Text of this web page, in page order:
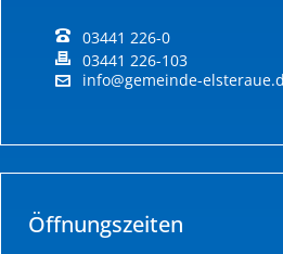
03441 226-0
03441 226-103
info@gemeinde-
Öffnungszeiten